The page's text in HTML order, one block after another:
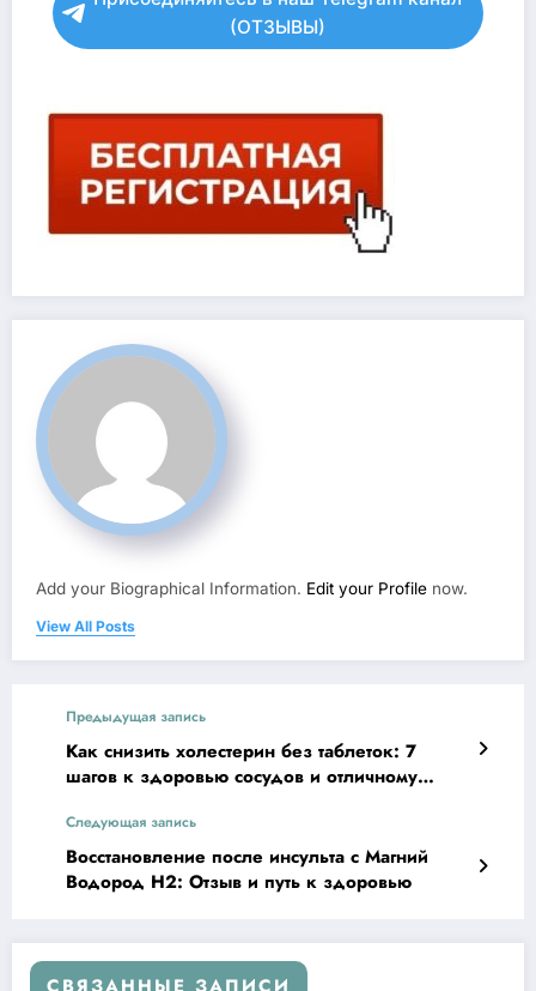
(ОТЗЫВЫ)
Add your Biographical Information. Edit your Profile now.
View All Posts
Предыдущая запись
Как снизить холестерин без таблеток: 7
шагов к здоровью сосудов и отличному
Следующая запись
Восстановление после инсульта с Магний
Водород Н2: Отзыв и путь к здоровью
СВЯЗАННЫЕ ЗАПИСИ